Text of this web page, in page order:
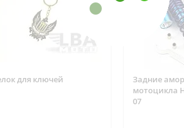
для ключей
Задние
мотоцикла
07